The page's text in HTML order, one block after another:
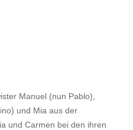
Manuel (nun Pablo),
und Mia aus der
und Carmen bei den ihren